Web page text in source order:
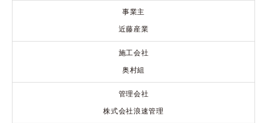
事業主
近藤産業
施工会社
奥村組
管理会社
株式会社浪速管理